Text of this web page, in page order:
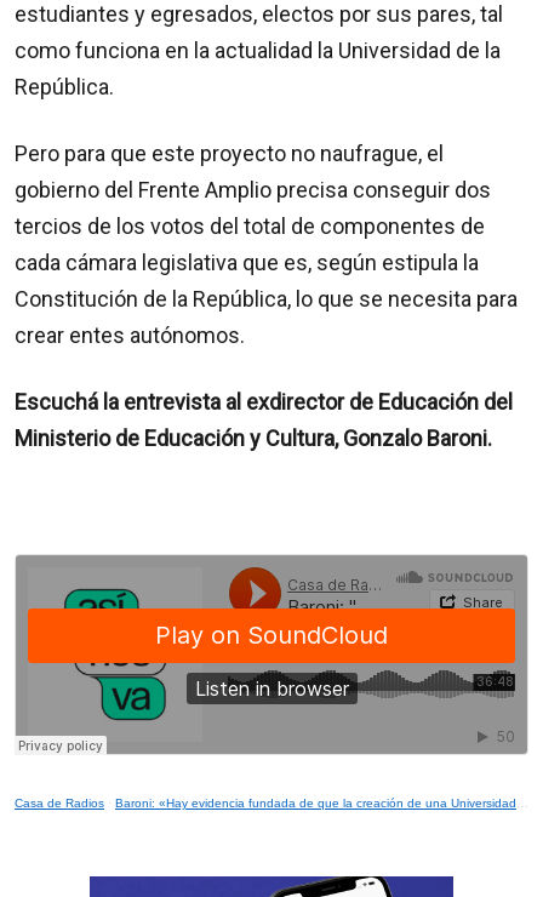
estudiantes y egresados, electos por sus pares, tal
como funciona en la actualidad la Universidad de la
República.
Pero para que este proyecto no naufrague, el
gobierno del Frente Amplio precisa conseguir dos
tercios de los votos del total de componentes de
cada cámara legislativa que es, según estipula la
Constitución de la República, lo que se necesita para
crear entes autónomos.
Escuchá la entrevista al exdirector de Educación del
Ministerio de Educación y Cultura, Gonzalo Baroni.
Casa de Radios · Baroni: «Hay evidencia fundada de que la creación de una Universidad para formación docente no lleva a la mejora de la calidad»